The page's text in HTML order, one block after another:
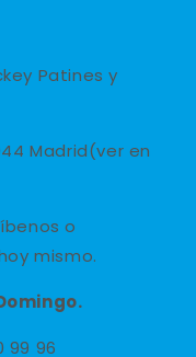
Patines y
Madrid(ver en
o
mismo.
99 96